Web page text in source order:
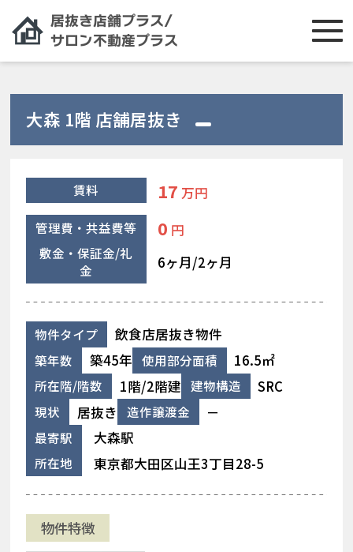
大森 1階 店舗居抜き
賃料 17 万円
管理費・共益費等 0 円
敷金・保証金/礼
金
6ヶ月/2ヶ月
物件タイプ 飲食店居抜き物件
築年数 築45年 使用部分面積 16.5㎡
所在階/階数 1階/2階建 建物構造 SRC
現状 居抜き 造作譲渡金 －
最寄駅 大森駅
所在地 東京都大田区山王3丁目28-5
物件特徴